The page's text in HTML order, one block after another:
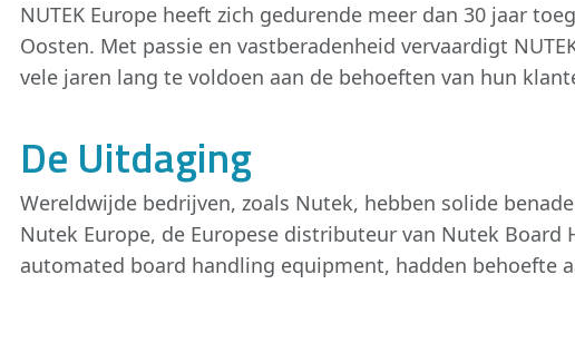
NUTEK Europe heeft zich gedurende meer dan 30 jaar
Oosten. Met passie en vastberadenheid vervaardigt
vele jaren lang te voldoen aan de behoeften van hun
De Uitdaging
Wereldwijde bedrijven, zoals Nutek, hebben solide
Nutek Europe, de Europese distributeur van Nutek
automated board handling equipment, hadden behoefte